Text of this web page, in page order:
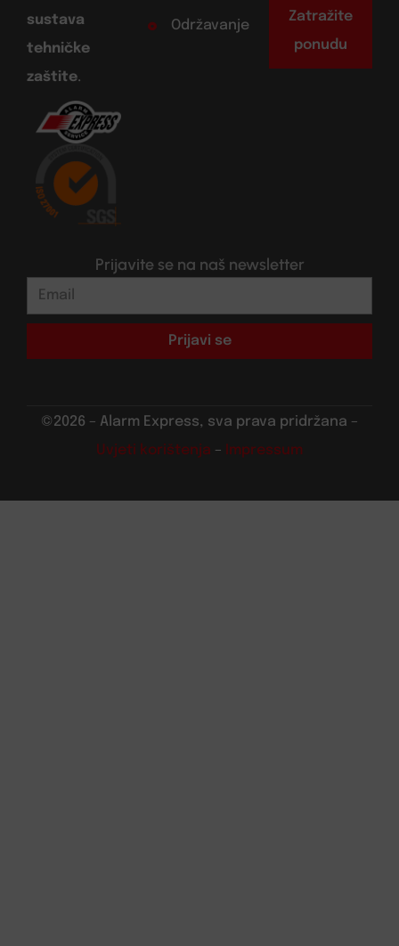
sustava
tehničke
zaštite.
Održavanje
Zatražite
ponudu
Prijavite se na naš newsletter
Prijavi se
©2026 – Alarm Express, sva prava pridržana –
Uvjeti korištenja – Impressum